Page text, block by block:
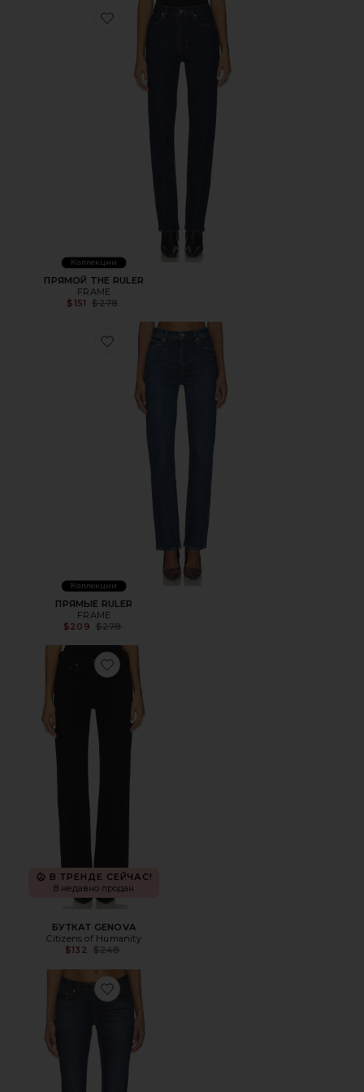
Favorite ПРЯМОЙ THE RULER
Коллекции
ПРЯМОЙ THE RULER
FRAME
$151
Previous price:
$278
Favorite ПРЯМЫЕ RULER
Коллекции
ПРЯМЫЕ RULER
FRAME
$209 Previous price:
$278
Favorite БУТКАТ GENOVA
В ТРЕНДЕ СЕЙЧАС!
8 недавно продан
БУТКАТ GENOVA
Citizens of Humanity
$132 Previous price:
$248
Favorite БУТКАТ